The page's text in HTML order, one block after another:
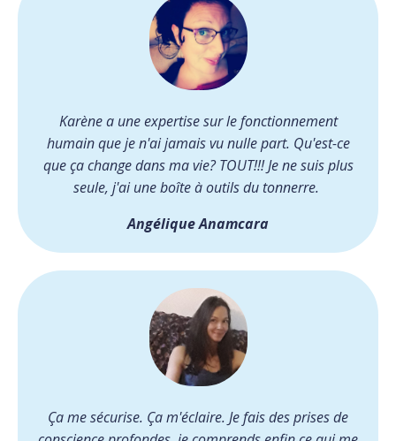
Karène a une expertise sur le fonctionnement
humain que je n'ai jamais vu nulle part. Qu'est-ce
que ça change dans ma vie? TOUT!!! Je ne suis plus
seule, j'ai une boîte à outils du tonnerre.
Angélique Anamcara
Ça me sécurise. Ça m'éclaire. Je fais des prises de